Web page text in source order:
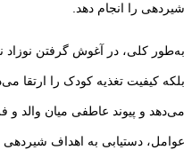
شیردهی را انجام دهد.
به‌طور کلی، در آغوش گرفتن نوزاد
بلکه کیفیت تغذیه کودک را ارتقا
می‌دهد و پیوند عاطفی میان والد و
عوامل، دستیابی به اهداف